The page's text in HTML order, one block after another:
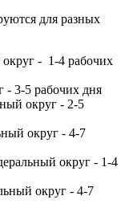
для разных
- 1-4 рабочих
3-5 рабочих дня
округ - 2-5
округ - 4-7
округ - 1-4
округ - 4-7